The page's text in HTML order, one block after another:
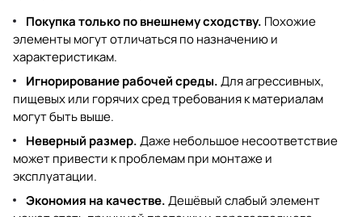
Покупка только по внешнему сходству. Похожие
элементы могут отличаться по назначению и
характеристикам.
Игнорирование рабочей среды.Для агрессивных,
пищевых или горячих сред требования к материалам
могут быть выше.
Неверный размер.Даже небольшое несоответствие
может привести к проблемам при монтаже и
эксплуатации.
Экономия на качестве.Дешёвый слабый элемент